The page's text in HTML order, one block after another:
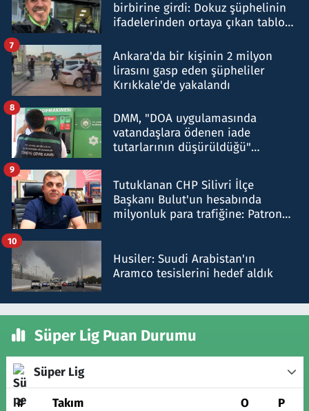
birbirine girdi: Dokuz şüphelinin
ifadelerinden ortaya çıkan tablo
Ankara'da bir kişinin 2 milyon
lirasını gasp eden şüpheliler
Kırıkkale'de yakalandı
7
DMM, "DOA uygulamasında
vatandaşlara ödenen iade
tutarlarının düşürüldüğü"
8
Tutuklanan CHP Silivri İlçe
Başkanı Bulut'un hesabında
milyonluk para trafiğine: Patron
9
Husiler: Suudi Arabistan'ın
Aramco tesislerini hedef aldık
10
Süper Lig Puan Durumu
Süper Lig
# Takım O P